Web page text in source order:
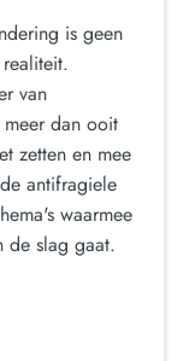
is geen
van
meer dan ooit
zetten en mee
antifragiele
waarmee
de slag gaat.